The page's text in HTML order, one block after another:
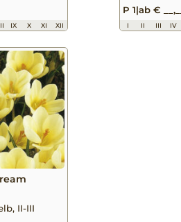
IX X XI XII
P 1|ab € __,__
I II III IV
II-III